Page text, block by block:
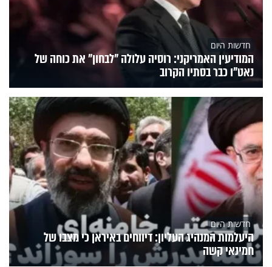
חדשות היום
המודיעין האמריקני: רוסיה עלולה "לבחון" את כוחה של
נאט"ו כבר בסתיו הקרוב
חדשות היום
היעלמות המנהיג העליון: דיווחים באיראן כי מצבו של
חמינאי קשה